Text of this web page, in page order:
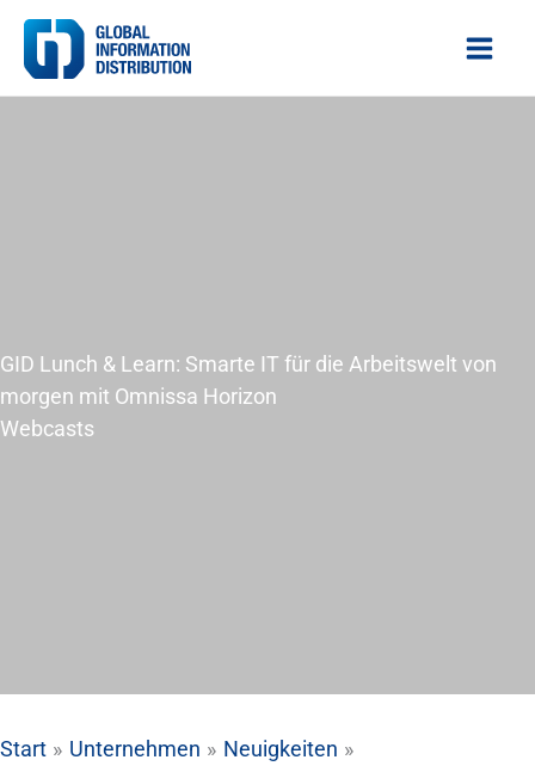
Zum
Inhalt
springen
GID Lunch & Learn: Smarte IT für die Arbeitswelt von
morgen mit Omnissa Horizon
Webcasts
Start Unternehmen
Neuigkeiten